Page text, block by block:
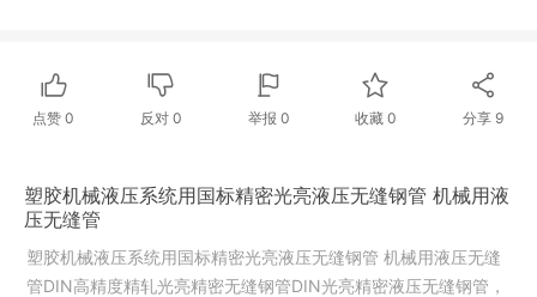
点赞0 反对 0 举报 0 收藏 0 分享9
塑胶机械液压系统用国标精密光亮液压无缝钢管 机械用液
压无缝管
塑胶机械液压系统用国标精密光亮液压无缝钢管 机械用液压无缝
管DIN高精度精轧光亮精密无缝钢管DIN光亮精密液压无缝钢管，